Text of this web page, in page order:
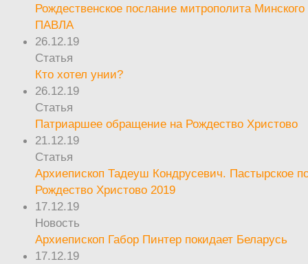
Рождественское послание митрополита Минского
ПАВЛА
26.12.19
Статья
Кто хотел унии?
26.12.19
Статья
Патриаршее обращение на Рождество Христово
21.12.19
Статья
Архиепископ Тадеуш Кондрусевич. Пастырское
Рождество Христово 2019
17.12.19
Новость
Архиепископ Габор Пинтер покидает Беларусь
17.12.19